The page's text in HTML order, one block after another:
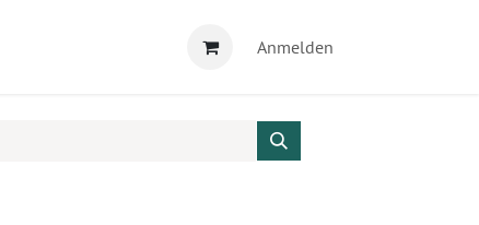
Anmelden